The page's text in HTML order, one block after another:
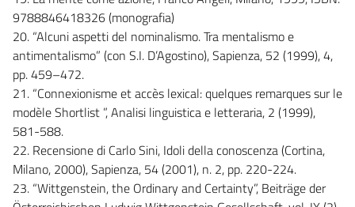
9788846418326 (monografia)
20. “Alcuni aspetti del nominalismo. Tra mentalismo e
antimentalismo” (con S.I. D’Agostino), Sapienza, 52 (1999), 4,
pp. 459–472.
21. “Connexionisme et accès lexical: quelques remarques sur le
modèle Shortlist ”, Analisi linguistica e letteraria, 2 (1999),
581-588.
22. Recensione di Carlo Sini, Idoli della conoscenza (Cortina,
Milano, 2000), Sapienza, 54 (2001), n. 2, pp. 220-224.
23. “Wittgenstein, the Ordinary and Certainty”, Beiträge der